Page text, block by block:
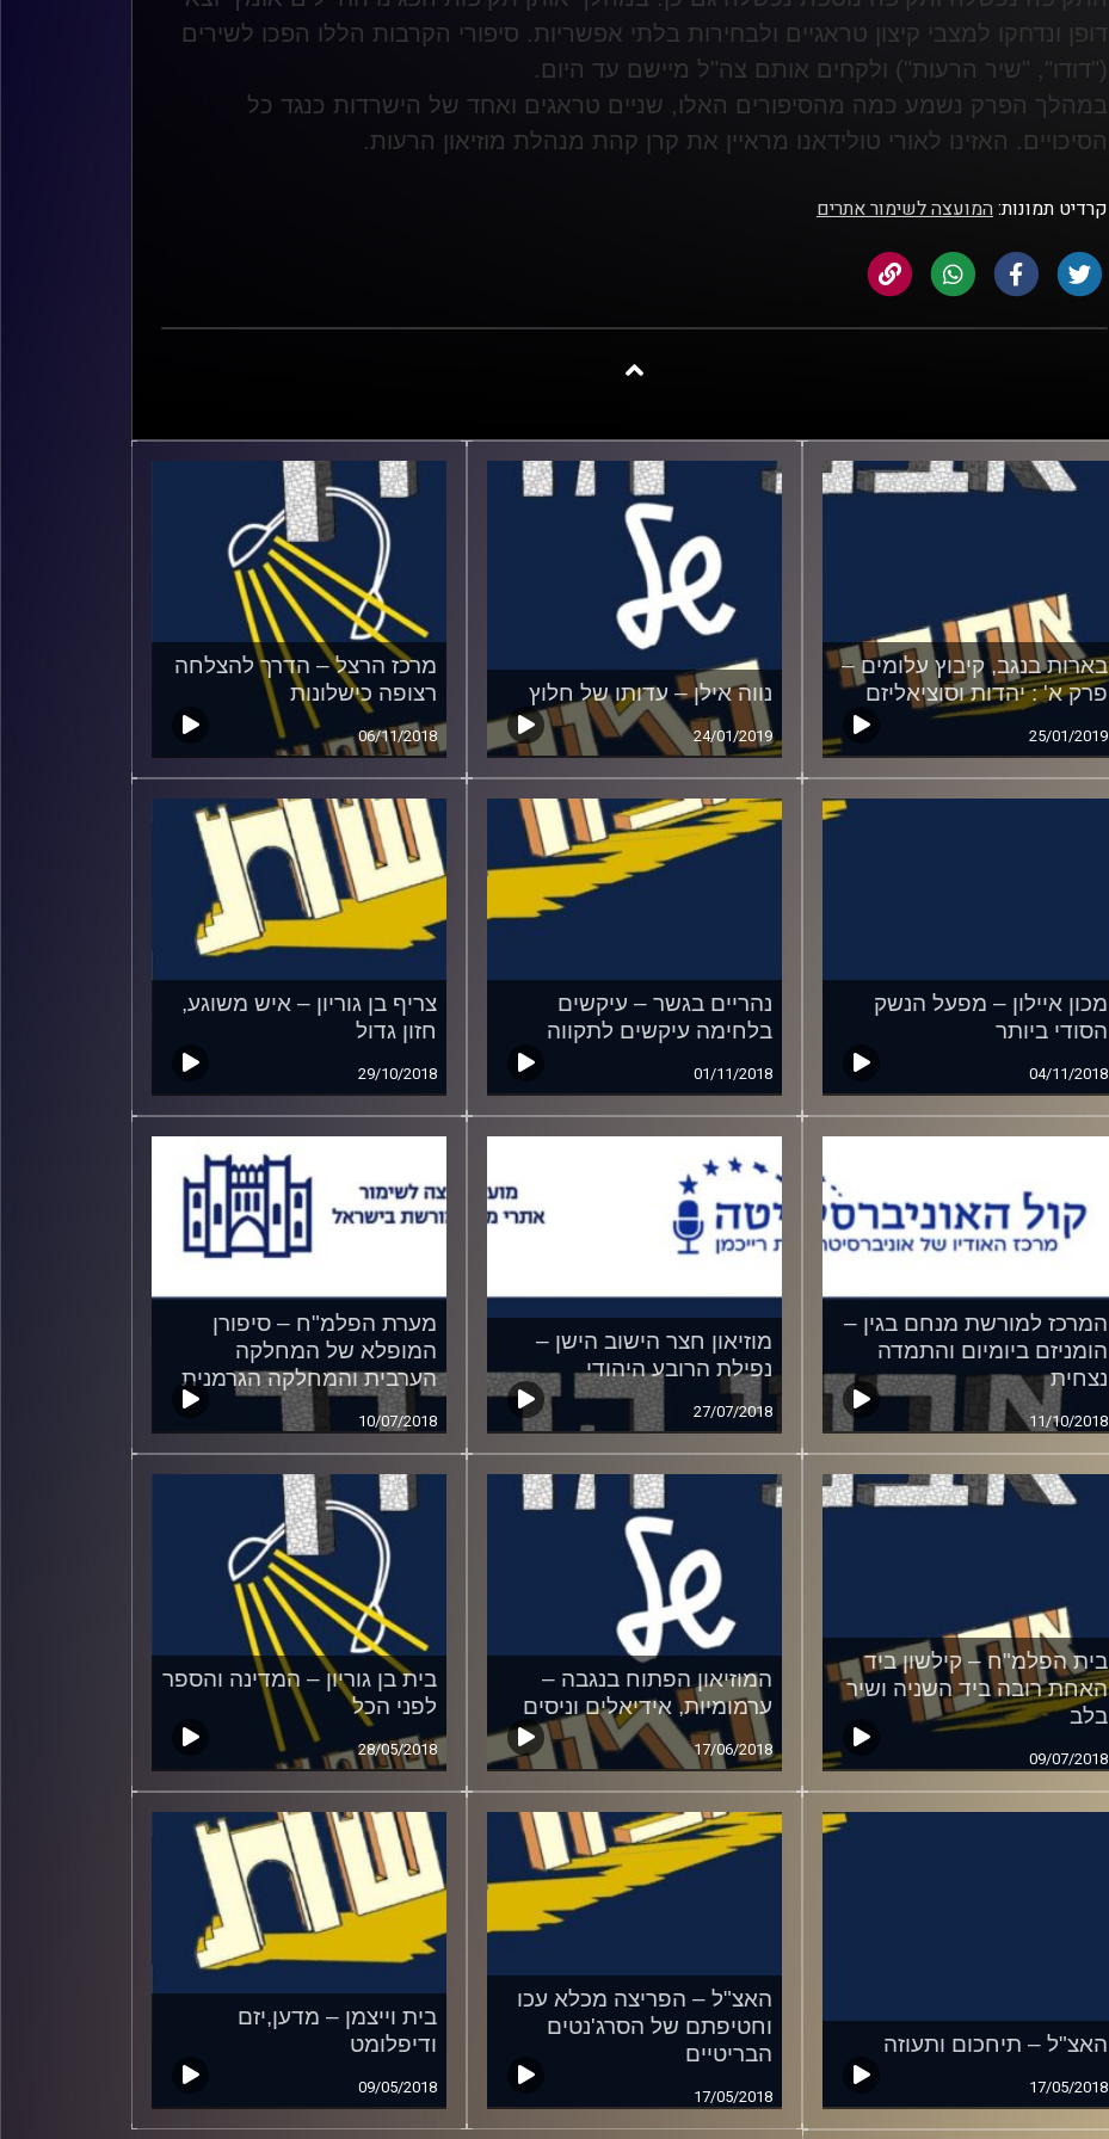
דופן ונדחקו למצבי קיצון טראגיים ולבחירות בלתי אפשריות. סיפורי הקרבות הללו הפכו לשירים
("דודו", "שיר הרעות") ולקחים אותם צה"ל מיישם עד היום.
במהלך הפרק נשמע כמה מהסיפורים האלו, שניים טראגים ואחד של הישרדות כנגד כל
הסיכויים. האזינו לאורי טולידאנו מראיין את קרן קהת מנהלת מוזיאון הרעות.
קרדיט תמונות:המועצה לשימור אתרים
בארות בנגב, קיבוץ עלומים –
פרק א' : יהדות וסוציאליזם
25/01/2019
נווה אילן – עדותו של חלוץ
24/01/2019
מרכז הרצל – הדרך להצלחה
רצופה כישלונות
06/11/2018
מכון איילון – מפעל הנשק
הסודי ביותר
04/11/2018
נהריים בגשר – עיקשים
בלחימה עיקשים לתקווה
01/11/2018
צריף בן גוריון – איש משוגע,
חזון גדול
29/10/2018
המרכז למורשת מנחם בגין –
הומניזם ביומיום והתמדה
נצחית
11/10/2018
מוזיאון חצר הישוב הישן –
נפילת הרובע היהודי
27/07/2018
מערת הפלמ"ח – סיפורן
המופלא של המחלקה
הערבית והמחלקה הגרמנית
10/07/2018
בית הפלמ"ח – קילשון ביד
האחת רובה ביד השניה ושיר
בלב
09/07/2018
המוזיאון הפתוח בנגבה –
ערמומיות, אידיאלים וניסים
17/06/2018
בית בן גוריון – המדינה והספר
לפני הכל
28/05/2018
האצ"ל – תיחכום ותעוזה
17/05/2018
האצ"ל – הפריצה מכלא עכו
וחטיפתם של הסרג'נטים
הבריטיים
17/05/2018
בית וייצמן – מדען,יזם
ודיפלומט
09/05/2018